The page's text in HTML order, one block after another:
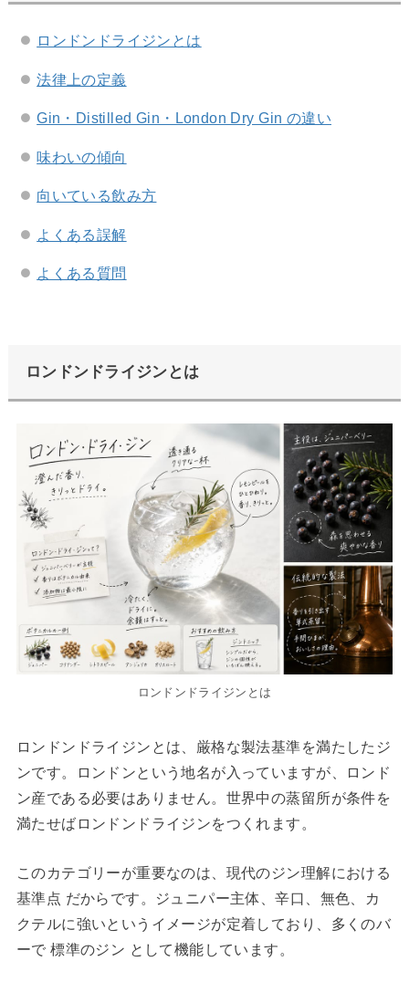
ロンドンドライジンとは
法律上の定義
Gin・Distilled Gin・London Dry Gin の違い
味わいの傾向
向いている飲み方
よくある誤解
よくある質問
ロンドンドライジンとは
ロンドンドライジンとは
ロンドンドライジンとは、厳格な製法基準を満たしたジ
ンです。ロンドンという地名が入っていますが、ロンド
ン産である必要はありません。世界中の蒸留所が条件を
満たせばロンドンドライジンをつくれます。
このカテゴリーが重要なのは、現代のジン理解における
基準点 だからです。ジュニパー主体、辛口、無色、カ
クテルに強いというイメージが定着しており、多くのバ
ーで 標準のジン として機能しています。